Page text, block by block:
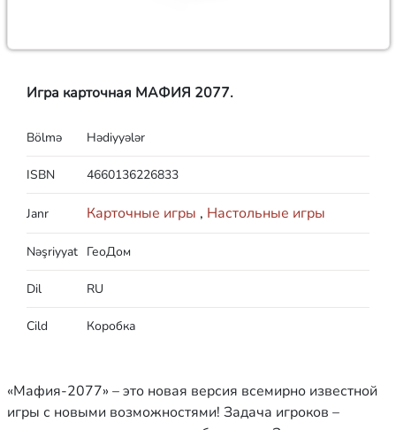
Игра карточная МАФИЯ 2077.
Bölmə Hədiyyələr
ISBN 4660136226833
Janr Карточные игры , Настольные игры
Nəşriyyat ГеоДом
Dil RU
Cild Коробка
«Мафия-2077» – это новая версия всемирно известной
игры с новыми возможностями! Задача игроков –